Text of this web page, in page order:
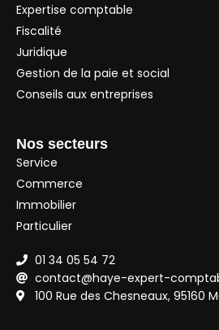
Expertise comptable
Fiscalité
Juridique
Gestion de la paie et social
Conseils aux entreprises
Nos secteurs
Service
Commerce
Immobilier
Particulier
01 34 05 54 72
contact@haye-expert-
100 Rue des Chesneaux, 95160